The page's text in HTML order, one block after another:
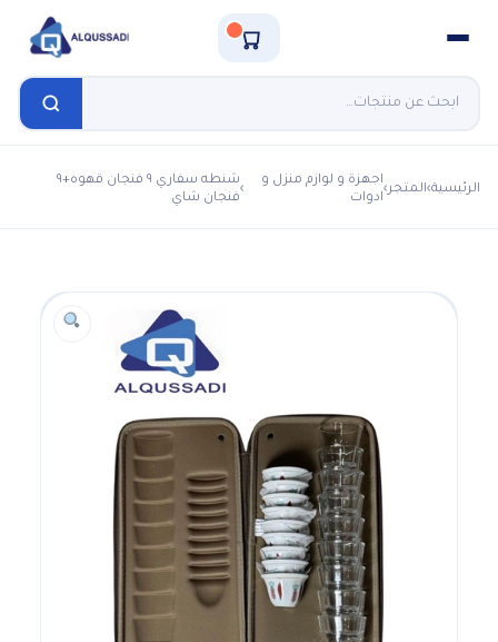
الرئيسية›المتجر›
اجهزة و لوازم منزل و
ادوات
›
شنطه سفاري ٩ فنجان قهوه+٩
فنجان شاي